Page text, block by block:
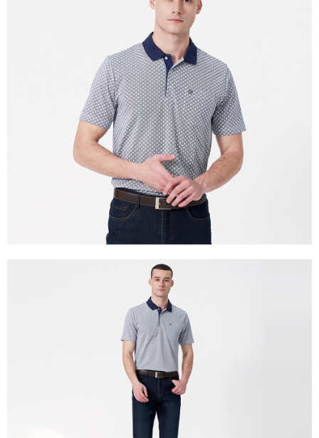
每筆NT$60，滿NT$1,200(含以上)免運費
每筆NT$80，滿NT$1,200(含以上)免運費
每筆NT$80，滿NT$1,200(含以上)免運費